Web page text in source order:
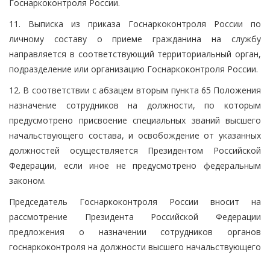
Госнаркоконтроля России.
11. Выписка из приказа Госнаркоконтроля России по
личному составу о приеме гражданина на службу
направляется в соответствующий территориальный орган,
подразделение или организацию Госнаркоконтроля России.
12. В соответствии с абзацем вторым пункта 65 Положения
назначение сотрудников на должности, по которым
предусмотрено присвоение специальных званий высшего
начальствующего состава, и освобождение от указанных
должностей осуществляется Президентом Российской
Федерации, если иное не предусмотрено федеральным
законом.
Председатель Госнаркоконтроля России вносит на
рассмотрение Президента Российской Федерации
предложения о назначении сотрудников органов
госнаркоконтроля на должности высшего начальствующего